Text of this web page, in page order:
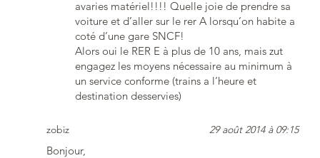
avaries matériel!!!! Quelle joie de prendre sa
voiture et d’aller sur le rer A lorsqu’on habite a
coté d’une gare SNCF!
Alors oui le RER E à plus de 10 ans, mais zut
engagez les moyens nécessaire au minimum à
un service conforme (trains a l’heure et
destination desservies)
zobiz 29 août 2014 à 09:15
Bonjour,